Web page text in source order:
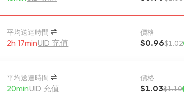
平均送達時間
2h 17minUID 充值
價格
$0.96$1.02
平均送達時間
20minUID 充值
價格
$1.03$1.10